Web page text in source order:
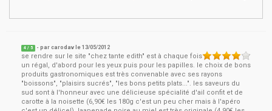
4 / 5 - parcarodav le13/05/2012
se rendre sur le site "chez tante edith" est à chaque fois
un régal, d'abord pour les yeux puis pour les papilles. le choix de bons
produits gastronomiques est très convenable avec ses rayons
"boissons", "plaisirs sucrés", "les bons petits plats...". les saveurs du
sud sont à l'honneur avec une délicieuse spécialité d'ail confit et de
carotte à la noisette (6,90€ les 180g c'est un peu cher mais à l'apéro